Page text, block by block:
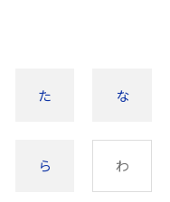
た な
ら わ